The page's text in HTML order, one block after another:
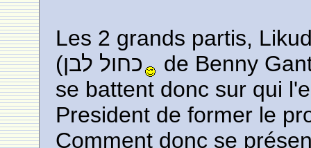
Les 2 grands partis,
(כחול לבן
de Benny
se battent donc sur qui
President de former le
Comment donc se